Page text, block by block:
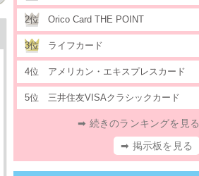
2位 Orico Card THE POINT
3位 ライフカード
4位 アメリカン・エキスプレスカード
5位 三井住友VISAクラシックカード
➡ 続きのランキングを見る
➡ 掲示板を見る